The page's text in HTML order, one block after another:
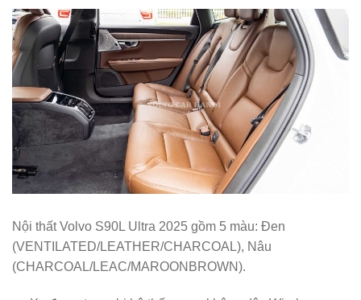
Nội thất Volvo S90L Ultra 2025 gồm 5 màu: Đen
(VENTILATED/LEATHER/CHARCOAL), Nâu
(CHARCOAL/LEAC/MAROONBROWN).